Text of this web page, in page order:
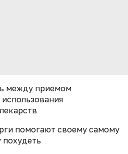
между приемом
помогают своему самому